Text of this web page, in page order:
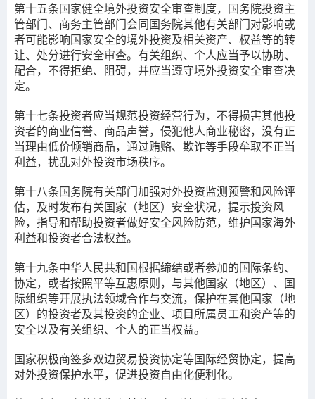
第十五条国家健全境外投资安全审查制度，国务院投资主
管部门、商务主管部门会同国务院其他有关部门对影响或
者可能影响国家安全的境外投资及相关资产、权益等的转
让、处分进行安全审查。有关组织、个人应当予以协助、
配合，不得拒绝、阻碍，并应当遵守境外投资安全审查决
定。
第十七条投资者应当规范投资经营行为，不得损害其他投
资者的商业信誉、商品声誉，侵犯他人商业秘密，没有正
当理由低价倾销商品，通过贿赂、欺诈等手段牟取不正当
利益，扰乱对外投资市场秩序。
第十八条国务院有关部门加强对外投资监测预警和风险评
估，及时发布有关国家（地区）安全状况，提示投资风
险，指导和帮助投资者做好安全风险防范，维护国家海外
利益和投资者合法权益。
第十九条中华人民共和国根据缔结或者参加的国际条约、
协定，或者按照平等互惠原则，与其他国家（地区）、国
际组织等开展执法领域合作与交流，保护在其他国家（地
区）的投资者及其投资的企业、项目所属员工和资产等的
安全以及有关组织、个人的正当权益。
国家积极商签多双边贸易投资协定等国际经贸协定，提高
对外投资保护水平，促进投资自由化便利化。